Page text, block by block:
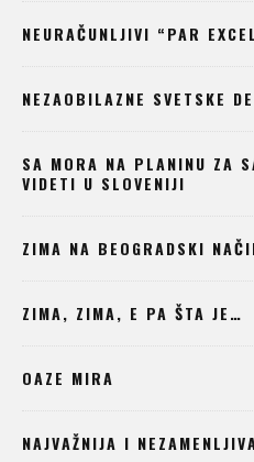
NEURAČUNLJIVI “PAR
NEZAOBILAZNE SVETSKE
SA MORA NA PLANINU ZA
VIDETI U SLOVENIJI
ZIMA NA BEOGRADSKI
ZIMA, ZIMA, E PA ŠTA JE…
OAZE MIRA
NAJVAŽNIJA I